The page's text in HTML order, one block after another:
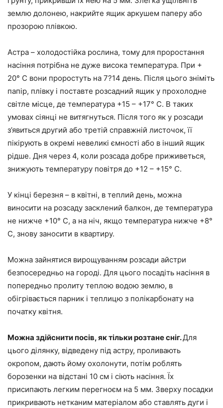
землю долонею, накрийте ящик аркушем паперу або
прозорою плівкою.
Астра – холодостійка рослина, тому для проростання
насіння потрібна не дуже висока температура. При +
20° С вони проростуть на 7?14 день. Після цього зніміть
папір, плівку і поставте розсадний ящик у прохолодне
світле місце, де температура +15 – +17° С. В таких
умовах сіянці не витягнуться. Після того як у розсади
з’явиться другий або третій справжній листочок, її
пікірують в окремі невеликі ємності або в інший ящик
рідше. Дня через 4, коли розсада добре приживеться,
знижують температуру повітря до +12 – +15° С.
У кінці березня – в квітні, в теплий день, можна
виносити на розсаду засклений балкон, де температура
не нижче +10° С, а на ніч, якщо температура нижче +8°
С, знову заносити в квартиру.
Можна зайнятися вирощуванням розсади айстри
безпосередньо на городі. Для цього посадіть насіння в
попередньо пролиту теплою водою землю, в
обігрівається парник і теплицю з полікарбонату на
початку квітня.
Можна здійснити посів, як тільки розтане сніг.Для
цього ділянку, відведену під астру, проливають
окропом, дають йому охолонути, потім роблять
борозенки на відстані 10 см і сіють насіння. Їх
присипають легким перегноєм на 5 мм. Зверху посадки
прикривають нетканим матеріалом або ставлять дуги і